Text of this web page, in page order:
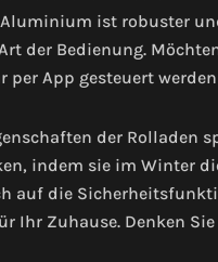
ist robuster
der Bedienung.
per App gesteuert
der Rolladen
indem sie im Winter
auf die
Ihr Zuhause. Denken